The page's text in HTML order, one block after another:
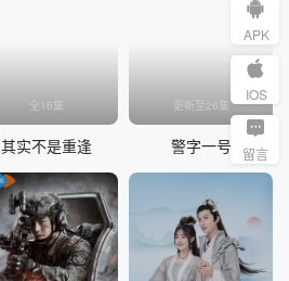
全16集
其实不是重逢
更新至26集
警字一号
APK
IOS
留言